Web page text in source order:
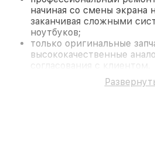
начиная со смены экрана
заканчивая сложными
ноутбуков;
только оригинальные
высококачественные
согласования с клиентом.
На все работы и замененные
предоставляется длительная